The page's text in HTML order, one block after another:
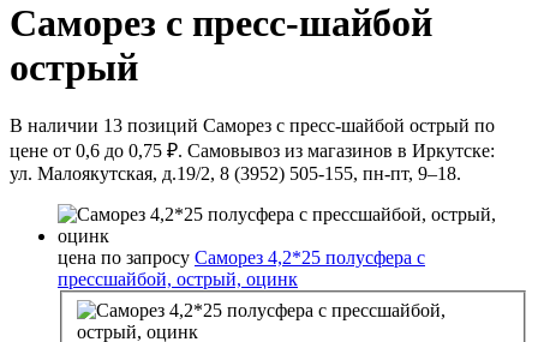
Саморез с пресс-шайбой
острый
В наличии 13 позиций Саморез с пресс-шайбой острый по
цене от 0,6 до 0,75 ₽. Самовывоз из магазинов в Иркутске:
ул. Малоякутская, д.19/2, 8 (3952) 505-155, пн-пт, 9–18.
цена по запросу Саморез 4,2*25 полусфера с
прессшайбой, острый, оцинк